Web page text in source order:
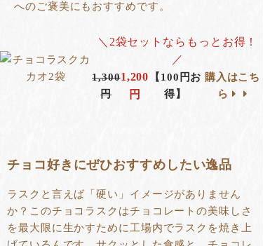
へのご褒美にもおすすめです。
＼2袋セットならもっとお得！
／
1,300
円
1,200
円
【100円お
得】
購入はこち
ら
チョコ好きにぜひおすすめしたい逸品
ラスクと言えば「硬い」イメージがありません
か？このチョコラスクはチョコレートの美味しさ
を最大限に生かすために工場内でラスクを焼き上